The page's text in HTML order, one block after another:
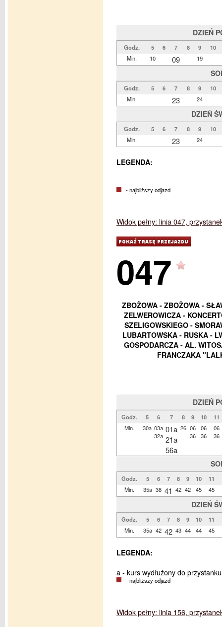
DZIEŃ
Godz. 5 6 7 8 9
10
Min.
10 09 19
Godz. 5 6 7 8 9
10
Min.
23 24
DZIEŃ
Godz. 5 6 7 8 9
10
Min.
23 24
LEGENDA:
- najbliższy odjazd
Widok pełny: linia 047,
047
ZBOŻOWA - ZBOŻOWA -
ZELWEROWICZA -
SZELIGOWSKIEGO -
LUBARTOWSKA - RUSKA -
GOSPODARCZA - AL.
FRANCZAKA
DZIEŃ
Godz. 5 6 7 8 9 10
11
Min.
30a 03a
32a
01a
21a
56a
26 06
36
06
36
06
36
Godz. 5 6 7 8 9 10 11
Min.
35a 38 41 42 42 45 45
DZIEŃ
Godz. 5 6 7 8 9 10 11
Min.
35a 42 42 43 44 44 45
LEGENDA:
a - kurs wydłużony do
- najbliższy odjazd
Widok pełny: linia 156,